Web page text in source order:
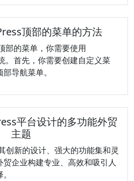
素
与
技
术
点
顶部的菜单的方法
部的菜单，你需要使用
。首先，你需要创建自定义菜
导航菜单。
平台设计的多功能外贸
主题
创新的设计、强大的功能集和灵
企业构建专业、高效和吸引人